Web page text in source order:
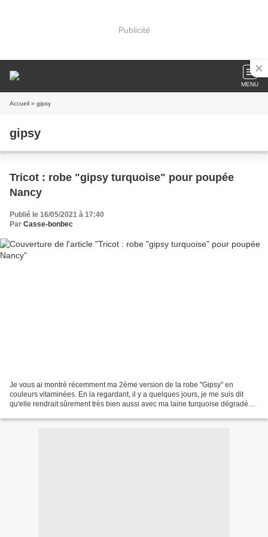
Publicité
MENU
Accueil » gipsy
gipsy
Tricot : robe "gipsy turquoise" pour poupée
Nancy
Publié le 16/05/2021 à 17:40
Par Casse-bonbec
Je vous ai montré récemment ma 2ème version de la robe "Gipsy" en
couleurs vitaminées. En la regardant, il y a quelques jours, je me suis dit
qu'elle rendrait sûrement très bien aussi avec ma laine turquoise dégradée.